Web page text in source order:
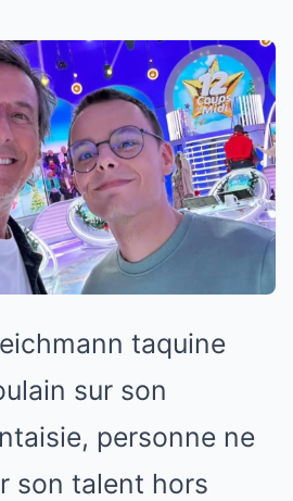
taquine
sur son
personne ne
son talent hors